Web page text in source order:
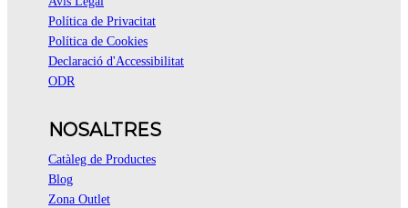
Política de Privacitat
Política de Cookies
Declaració d'Accessibilitat
ODR
NOSALTRES
Catàleg de Productes
Blog
Zona Outlet